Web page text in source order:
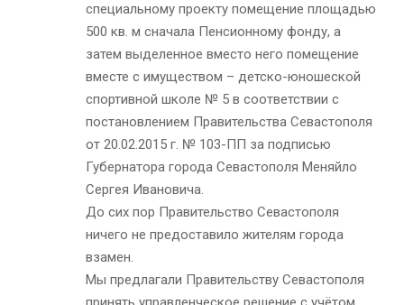
специальному проекту помещение площадью
500 кв. м сначала Пенсионному фонду, а
затем выделенное вместо него помещение
вместе с имуществом – детско-юношеской
спортивной школе № 5 в соответствии с
постановлением Правительства Севастополя
от 20.02.2015 г. № 103-ПП за подписью
Губернатора города Севастополя Меняйло
Сергея Ивановича.
До сих пор Правительство Севастополя
ничего не предоставило жителям города
взамен.
Мы предлагали Правительству Севастополя